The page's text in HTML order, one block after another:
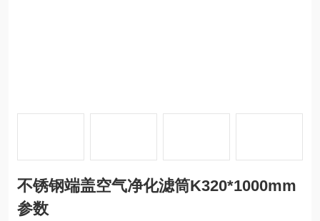
不锈钢端盖空气净化滤筒K320*1000mm
参数